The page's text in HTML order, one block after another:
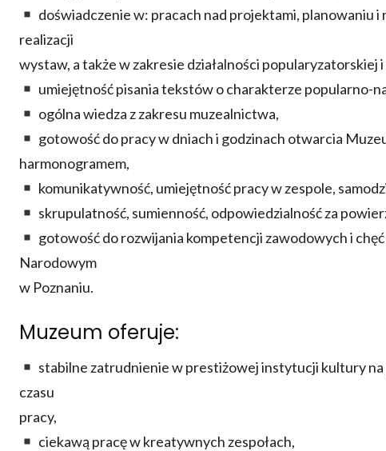
doświadczenie w: pracach nad projektami, planowaniu
realizacji
wystaw, a także w zakresie działalności popularyzatorskiej
umiejętność pisania tekstów o charakterze popularno-
ogólna wiedza z zakresu muzealnictwa,
gotowość do pracy w dniach i godzinach otwarcia
harmonogramem,
komunikatywność, umiejętność pracy w zespole,
skrupulatność, sumienność, odpowiedzialność za
gotowość do rozwijania kompetencji zawodowych i
Narodowym
w Poznaniu.
Muzeum oferuje:
stabilne zatrudnienie w prestiżowej instytucji kultury
czasu
pracy,
ciekawą pracę w kreatywnych zespołach,